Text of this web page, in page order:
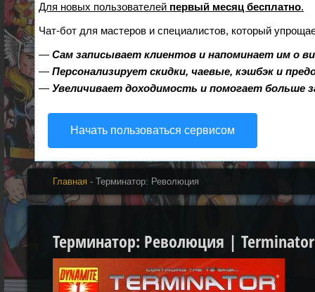
Для новых пользователей первый месяц бесплатно.
Чат-бот для мастеров и специалистов, который
—Сам записывает клиентов и напоминает им о
—Персонализирует скидки, чаевые, кэшбэк и
—Увеличивает доходимость и помогает больше
Начать пользоваться сервисом
Главная - Терминатор: Революция
Терминатор: Революция |